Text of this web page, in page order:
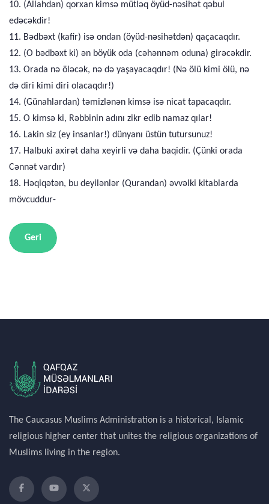
10. (Allahdan) qorxan kimsə mütləq öyüd-nəsihət qəbul
edəcəkdir!
11. Bədbəxt (kafir) isə ondan (öyüd-nəsihətdən) qaçacaqdır.
12. (O bədbəxt ki) ən böyük oda (cəhənnəm oduna) girəcəkdir.
13. Orada nə öləcək, nə də yaşayacaqdır! (Nə ölü kimi ölü, nə
də diri kimi diri olacaqdır!)
14. (Günahlardan) təmizlənən kimsə isə nicat tapacaqdır.
15. O kimsə ki, Rəbbinin adını zikr edib namaz qılar!
16. Lakin siz (ey insanlar!) dünyanı üstün tutursunuz!
17. Halbuki axirət daha xeyirli və daha baqidir. (Çünki orada
Cənnət vardır)
18. Həqiqətən, bu deyilənlər (Qurandan) əvvəlki kitablarda
mövcuddur-
Geri
The Caucasus Muslims Administration is a historical, Islamic
religious higher center that unites the religious organizations of
Muslims living in the region.